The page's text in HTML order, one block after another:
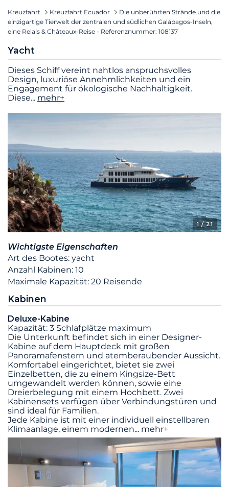
Kreuzfahrt Kreuzfahrt Ecuador
Die unberührten Strände und die
einzigartige Tierwelt der zentralen und südlichen Galápagos-Inseln,
eine Relais & Châteaux-Reise - Referenznummer: 108137
Yacht
Dieses Schiff vereint nahtlos anspruchsvolles
Design, luxuriöse Annehmlichkeiten und ein
Engagement für ökologische Nachhaltigkeit.
Diese... mehr+
1/ 21
Wichtigste Eigenschaften
Art des Bootes: yacht
Anzahl Kabinen: 10
Maximale Kapazität: 20 Reisende
Kabinen
Deluxe-Kabine
Kapazität: 3 Schlafplätze maximum
Die Unterkunft befindet sich in einer Designer-
Kabine auf dem Hauptdeck mit großen
Panoramafenstern und atemberaubender Aussicht.
Komfortabel eingerichtet, bietet sie zwei
Einzelbetten, die zu einem Kingsize-Bett
umgewandelt werden können, sowie eine
Dreierbelegung mit einem Hochbett. Zwei
Kabinensets verfügen über Verbindungstüren und
sind ideal für Familien.
Jede Kabine ist mit einer individuell einstellbaren
Klimaanlage, einem modernen... mehr+